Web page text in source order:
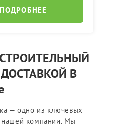
ПОДРОБНЕЕ
В
— одно из ключевых
нашей компании. Мы